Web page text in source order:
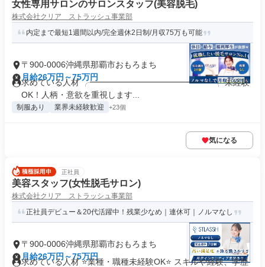
女性専用サロンのサロンスタッフ(美容脱毛)
株式会社クリア ストラッシュ事業部
内定まで最短1週間以内/完全週休2日制/月収75万も可能
〒900-0006沖縄県那覇市おもろまち
月給26万円～75万円
求めている人材 ╭━━━━━━━━━━━━━━━╮ 未経験
OK！人柄・意欲を重視します...
制服あり 業界未経験歓迎 +23個
気になる
正社員
美容スタッフ(女性脱毛サロン)
株式会社クリア ストラッシュ事業部
正社員デビュー＆20代活躍中！残業少なめ｜連休可｜ノルマなし
〒900-0006沖縄県那覇市おもろまち
月給26万円～75万円
求めている人材 ⭐業種・職種未経験OK⭐ スキルや経験、学歴